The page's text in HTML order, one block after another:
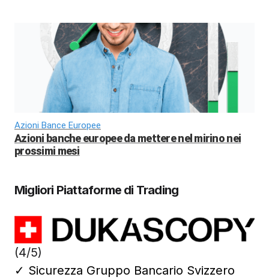
Azioni Bance Europee
Azioni banche europee da mettere nel mirino nei
prossimi mesi
Migliori Piattaforme di Trading
(4/5)
✓ Sicurezza Gruppo Bancario Svizzero